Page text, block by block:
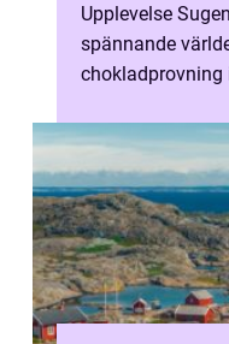
Upplevelse
spännande
chokladprovning